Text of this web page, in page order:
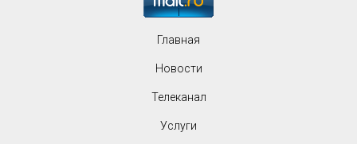
Главная
Новости
Телеканал
Услуги